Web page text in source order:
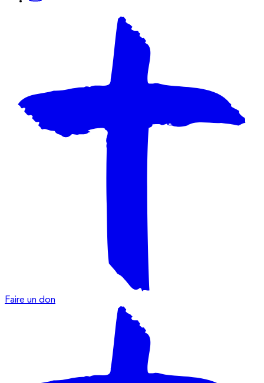
Faire un don